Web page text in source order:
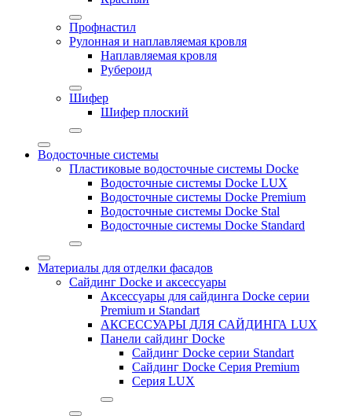
Профнастил
Рулонная и наплавляемая кровля
Наплавляемая кровля
Рубероид
Шифер
Шифер плоский
Водосточные системы
Пластиковые водосточные системы Docke
Водосточные системы Docke LUX
Водосточные системы Docke Premium
Водосточные системы Docke Stal
Водосточные системы Docke Standard
Материалы для отделки фасадов
Сайдинг Docke и аксессуары
Аксессуары для сайдинга Docke серии
Premium и Standart
АКСЕССУАРЫ ДЛЯ САЙДИНГА LUX
Панели сайдинг Docke
Cайдинг Docke серии Standart
Сайдинг Docke Серия Premium
Серия LUX